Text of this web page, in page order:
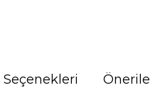
Seçenekleri